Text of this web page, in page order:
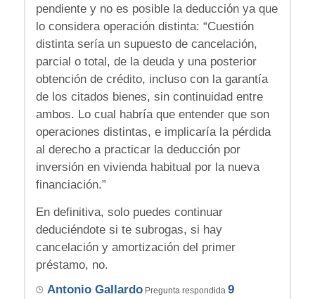
pendiente y no es posible la deducción ya que
lo considera operación distinta: “Cuestión
distinta sería un supuesto de cancelación,
parcial o total, de la deuda y una posterior
obtención de crédito, incluso con la garantía
de los citados bienes, sin continuidad entre
ambos. Lo cual habría que entender que son
operaciones distintas, e implicaría la pérdida
al derecho a practicar la deducción por
inversión en vivienda habitual por la nueva
financiación.”
En definitiva, solo puedes continuar
deduciéndote si te subrogas, si hay
cancelación y amortización del primer
préstamo, no.
Antonio GallardoPregunta respondida 9